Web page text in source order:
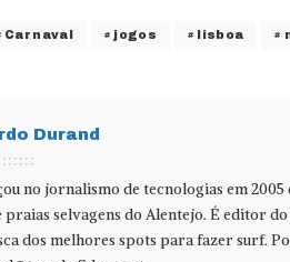
Carnaval jogos lisboa
Durand
no jornalismo de tecnologias em
praias selvagens do Alentejo. É editor
dos melhores spots para fazer surf.